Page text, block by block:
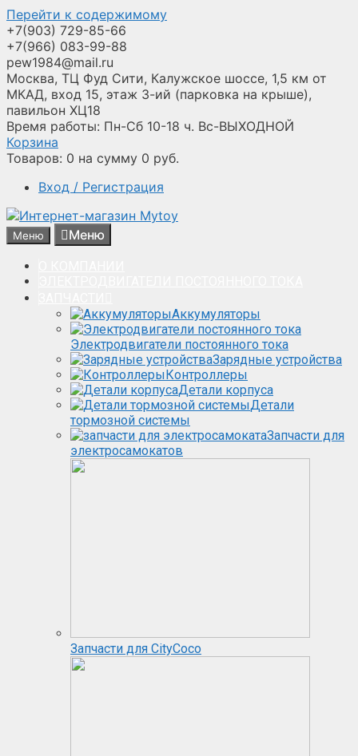
Перейти к содержимому
+7(903) 729-85-66
+7(966) 083-99-88
pew1984@mail.ru
Москва, ТЦ Фуд Сити, Калужское шоссе, 1,5 км от
МКАД, вход 15, этаж 3-ий (парковка на крыше),
павильон ХЦ18
Время работы: Пн-Сб 10-18 ч. Вс-ВЫХОДНОЙ
Корзина
Товаров: 0 на сумму 0 руб.
Вход / Регистрация
Меню Меню
Аккумуляторы
Электродвигатели постоянного тока
Зарядные устройства
Контроллеры
Детали корпуса
Детали
тормозной системы
Запчасти для
электросамокатов
Запчасти для CityCoco